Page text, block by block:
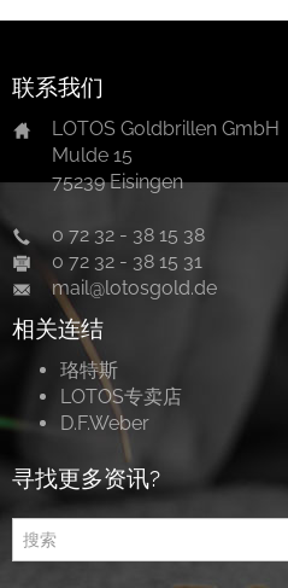
联系我们
LOTOS Goldbrillen GmbH
Mulde 15
75239 Eisingen
0 72 32 - 38 15 38
0 72 32 - 38 15 31
mail@lotosgold.de
相关连结
珞特斯
LOTOS专卖店
D.F.Weber
寻找更多资讯?